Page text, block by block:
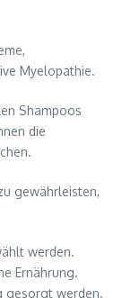
Myelopathie.
Shampoos
die
gewährleisten,
werden.
Ernährung.
gesorgt werden.